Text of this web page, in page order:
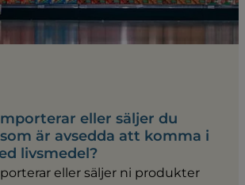
eller säljer du
är avsedda att komma i
livsmedel?
eller säljer ni produkter